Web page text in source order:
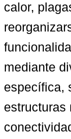
calor,
mediante
específica,
estructuras